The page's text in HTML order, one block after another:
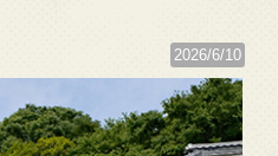
2026/6/10